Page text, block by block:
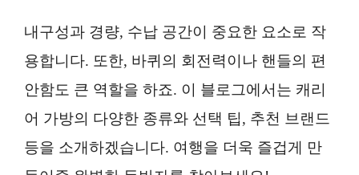
내구성과 경량, 수납 공간이 중요한 요소로 작
용합니다. 또한, 바퀴의 회전력이나 핸들의 편
안함도 큰 역할을 하죠. 이 블로그에서는 캐리
어 가방의 다양한 종류와 선택 팁, 추천 브랜드
등을 소개하겠습니다. 여행을 더욱 즐겁게 만